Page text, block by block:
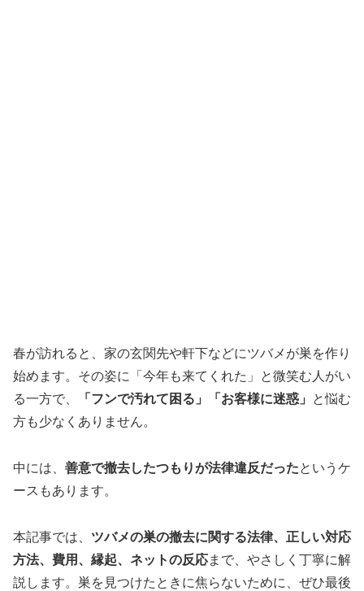
春が訪れると、家の玄関先や軒下などにツバメが巣を作り
始めます。その姿に「今年も来てくれた」と微笑む人がい
る一方で、
「フンで汚れて困る」「お客様に迷惑」
と悩む
方も少なくありません。
中には、 善意で撤去したつもりが法律違反だったというケ
ースもあります。
本記事では、 ツバメの巣の撤去に関する法律、正しい対応
方法、費用、縁起、ネットの反応まで、やさしく丁寧に解
説します。巣を見つけたときに焦らないために、ぜひ最後